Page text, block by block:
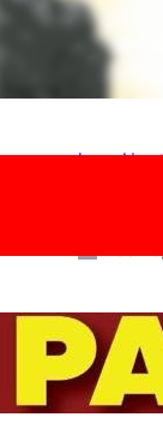
Red
1st of May!
Long Live
To the
Dec